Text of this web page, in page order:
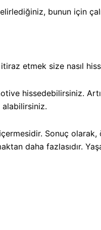
bunun için
etmek size nasıl
hissedebilirsiniz.
alabilirsiniz.
Sonuç olarak,
daha fazlasıdır.